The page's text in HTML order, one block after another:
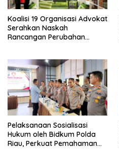
Koalisi 19 Organisasi Advokat
Serahkan Naskah
Rancangan Perubahan
RI
Pelaksanaan Sosialisasi
Hukum oleh Bidkum Polda
Riau, Perkuat Pemahaman